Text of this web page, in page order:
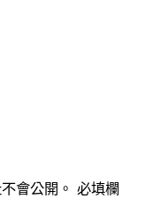
會公開。 必填欄